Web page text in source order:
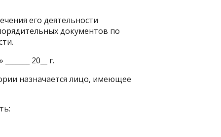
его деятельности
документов по
20__ г.
назначается лицо, имеющее